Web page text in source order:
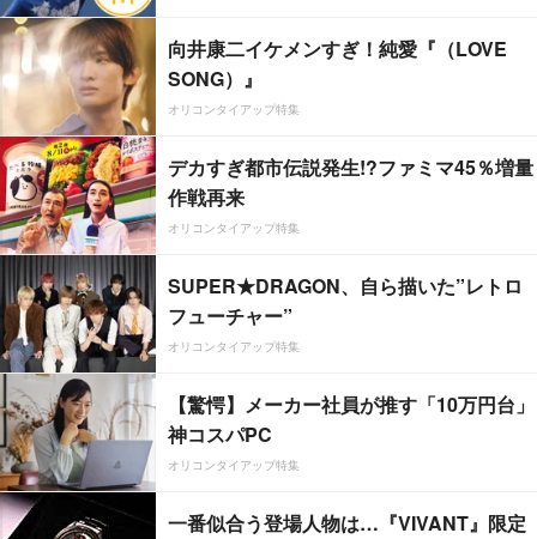
向井康二イケメンすぎ！純愛『（LOVE
SONG）』
オリコンタイアップ特集
デカすぎ都市伝説発生!?ファミマ45％増量
作戦再来
オリコンタイアップ特集
SUPER★DRAGON、自ら描いた”レトロ
フューチャー”
オリコンタイアップ特集
【驚愕】メーカー社員が推す「10万円台」
神コスパPC
オリコンタイアップ特集
一番似合う登場人物は…『VIVANT』限定